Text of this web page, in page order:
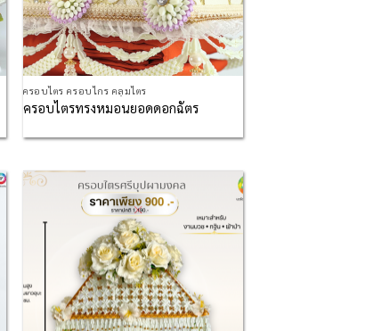
ครอบไตร ครอบไกร คลุมไตร
ครอบไตรทรงหมอนยอดดอกฉัตร
Add to
Wishlist